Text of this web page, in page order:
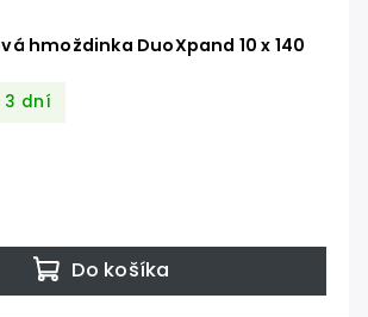
hmoždinka DuoXpand 10 x 140
3 dní
Do košíka